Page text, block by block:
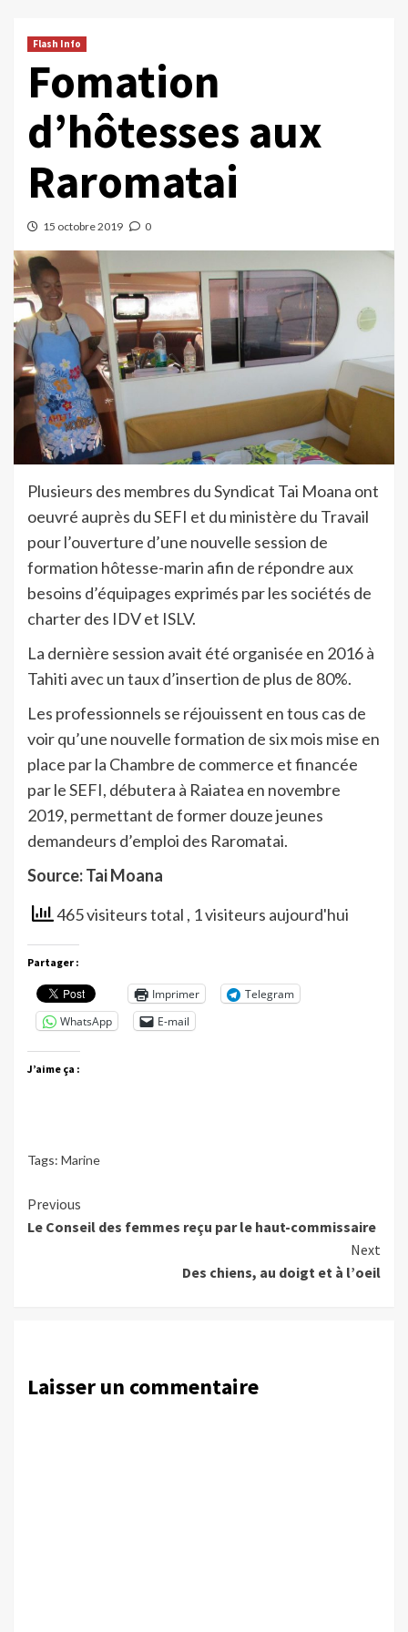
Flash Info
Fomation
d’hôtesses aux
Raromatai
15 octobre 2019 0
Plusieurs des membres du Syndicat Tai Moana ont
oeuvré auprès du SEFI et du ministère du Travail
pour l’ouverture d’une nouvelle session de
formation hôtesse-marin afin de répondre aux
besoins d’équipages exprimés par les sociétés de
charter des IDV et ISLV.
La dernière session avait été organisée en 2016 à
Tahiti avec un taux d’insertion de plus de 80%.
Les professionnels se réjouissent en tous cas de
voir qu’une nouvelle formation de six mois mise en
place par la Chambre de commerce et financée
par le SEFI, débutera à Raiatea en novembre
2019, permettant de former douze jeunes
demandeurs d’emploi des Raromatai.
Source: Tai Moana
465 visiteurs total , 1 visiteurs aujourd'hui
Partager :
Imprimer
Telegram
WhatsApp
E-mail
J’aime ça :
Tags: Marine
Continue
Reading
Previous
Le Conseil des femmes reçu par le haut-commissaire
Next
Des chiens, au doigt et à l’oeil
Laisser un commentaire